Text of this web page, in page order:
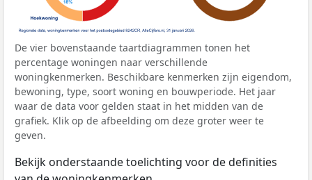
De vier bovenstaande taartdiagrammen tonen het
percentage woningen naar verschillende
woningkenmerken. Beschikbare kenmerken zijn eigendom,
bewoning, type, soort woning en bouwperiode. Het jaar
waar de data voor gelden staat in het midden van de
grafiek. Klik op de afbeelding om deze groter weer te
geven.
Bekijk onderstaande toelichting voor de definities